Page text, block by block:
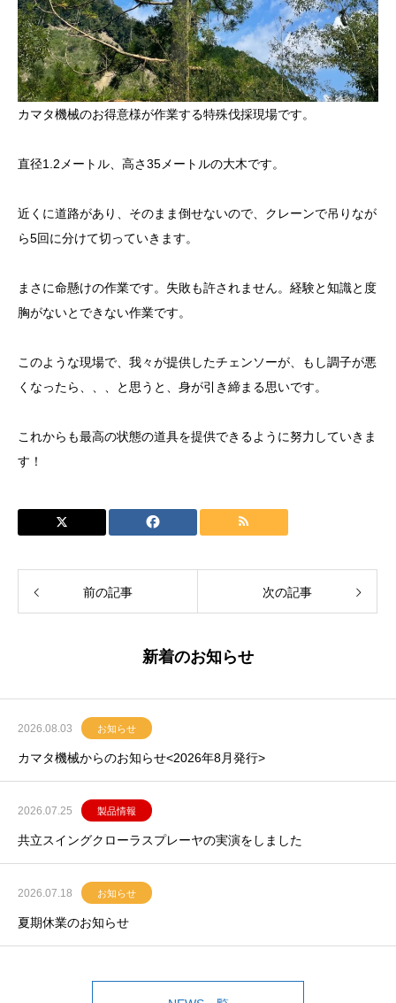
カマタ機械のお得意様が作業する特殊伐採現場です。
直径1.2メートル、高さ35メートルの大木です。
近くに道路があり、そのまま倒せないので、クレーンで吊りなが
ら5回に分けて切っていきます。
まさに命懸けの作業です。失敗も許されません。経験と知識と度
胸がないとできない作業です。
このような現場で、我々が提供したチェンソーが、もし調子が悪
くなったら、、、と思うと、身が引き締まる思いです。
これからも最高の状態の道具を提供できるように努力していきま
す！
前の記事 次の記事
新着のお知らせ
2026.08.03 お知らせ
カマタ機械からのお知らせ<2026年8月発行>
2026.07.25 製品情報
共立スイングクローラスプレーヤの実演をしました
2026.07.18 お知らせ
夏期休業のお知らせ